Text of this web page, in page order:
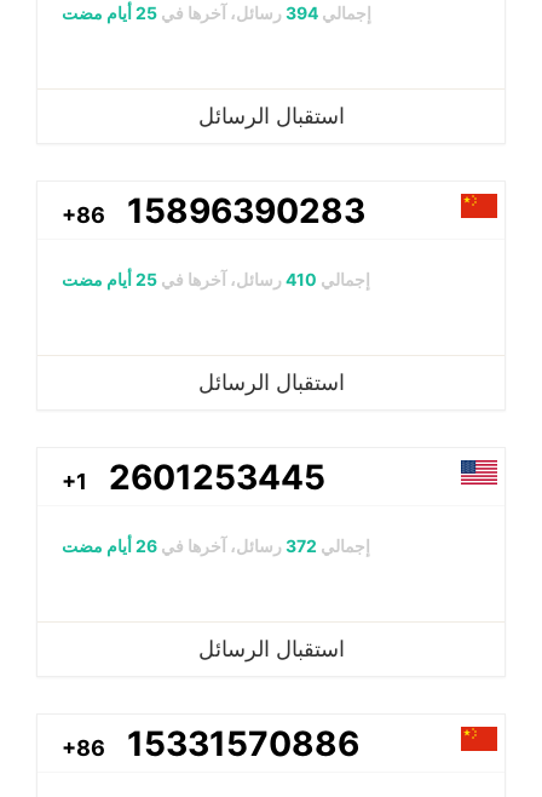
إجمالي 394 رسائل، آخرها في 25 أيام مضت
استقبال الرسائل
+86 15896390283
إجمالي 410 رسائل، آخرها في 25 أيام مضت
استقبال الرسائل
+1 2601253445
إجمالي 372 رسائل، آخرها في 26 أيام مضت
استقبال الرسائل
+86 15331570886